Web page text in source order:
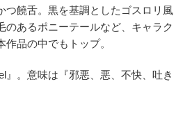
つ饒舌。黒を基調としたゴスロリ風
のあるポニーテールなど、キャラク
品の中でもトップ。
』。意味は『邪悪、悪、不快、吐き